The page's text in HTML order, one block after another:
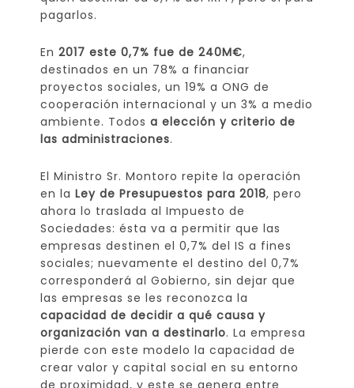
pagarlos.
En 2017 este 0,7% fue de 240M€,
destinados en un 78% a financiar
proyectos sociales, un 19% a ONG de
cooperación internacional y un 3% a medio
ambiente. Todos a elección y criterio de
las administraciones.
El Ministro Sr. Montoro repite la operación
en la Ley de Presupuestos para 2018, pero
ahora lo traslada al Impuesto de
Sociedades: ésta va a permitir que las
empresas destinen el 0,7% del IS a fines
sociales; nuevamente el destino del 0,7%
corresponderá al Gobierno, sin dejar que
las empresas se les reconozca la
capacidad de decidir a qué causa y
organización van a destinarlo. La empresa
pierde con este modelo la capacidad de
crear valor y capital social en su entorno
de proximidad, y este se genera entre